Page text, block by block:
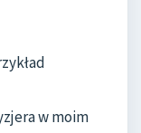
w moim